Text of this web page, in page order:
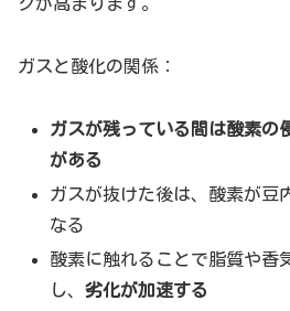
クが高まります。
ガスと酸化の関係：
ガスが残っている間は酸素の
がある
ガスが抜けた後は、酸素が豆
なる
酸素に触れることで脂質や香
し、劣化が加速する